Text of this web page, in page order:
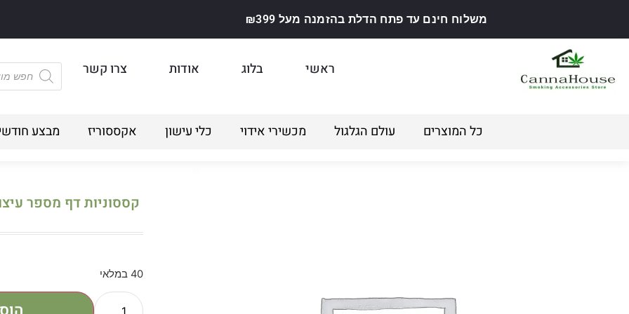
משלוח חינם עד פתח הדלת בהזמנה מעל ₪399
ראשי בלוג אודות צרו קשר
כל המוצרים עולם הגלגול מכשירי אידוי כלי עישון אקססוריז מבצע
קססוניות דף מספר
40 במלאי